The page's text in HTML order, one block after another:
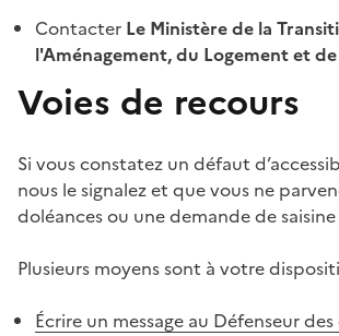
Contacter Le Ministère de la
l'Aménagement, du Logement et
Voies de recours
Si vous constatez un défaut
nous le signalez et que vous ne
doléances ou une demande de
Plusieurs moyens sont à votre
Écrire un message au Défenseur